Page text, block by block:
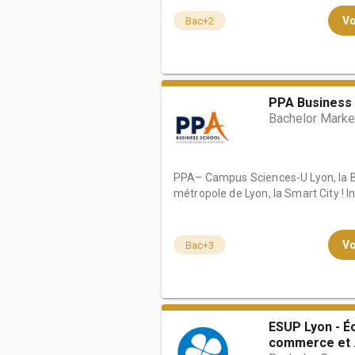
Bac+2
PPA
Bachelor
PPA– Campus Sciences-U Lyon, la
métropole de Lyon, la Smart City !
Bac+3
ESUP Lyon -
commerce et